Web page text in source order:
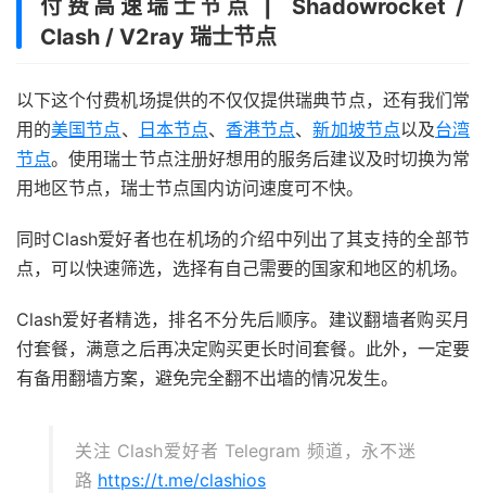
付费高速瑞士节点 | Shadowrocket /
Clash / V2ray 瑞士节点
以下这个付费机场提供的不仅仅提供瑞典节点，还有我们常
用的美国节点、 日本节点、 香港节点、新加坡节点以及台湾
节点。使用瑞士节点注册好想用的服务后建议及时切换为常
用地区节点，瑞士节点国内访问速度可不快。
同时Clash爱好者也在机场的介绍中列出了其支持的全部节
点，可以快速筛选，选择有自己需要的国家和地区的机场。
Clash爱好者精选，排名不分先后顺序。建议翻墙者购买月
付套餐，满意之后再决定购买更长时间套餐。此外，一定要
有备用翻墙方案，避免完全翻不出墙的情况发生。
关注 Clash爱好者 Telegram 频道，永不迷
路 https://t.me/clashios